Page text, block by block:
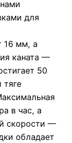
для
16 мм, а
каната —
50
в час, а
скорости —
обладает